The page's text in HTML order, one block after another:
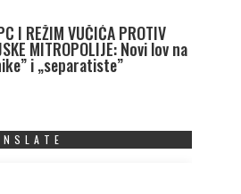
I REŽIM VUČIĆA PROTIV
MITROPOLIJE: Novi lov na
i „separatiste”